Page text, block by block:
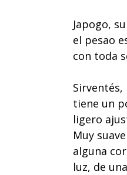
Japogo,
el pesao
con toda
tiene un
ligero
Muy
alguna
luz, de